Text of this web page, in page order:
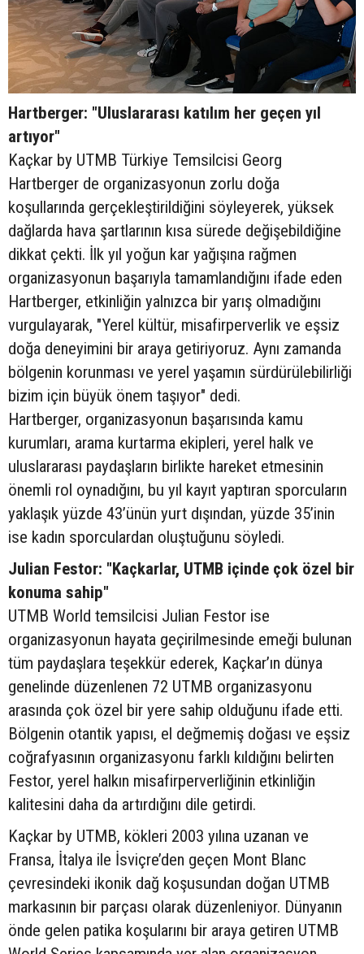
Hartberger: "Uluslararası katılım her geçen yıl
artıyor"
Kaçkar by UTMB Türkiye Temsilcisi Georg
Hartberger de organizasyonun zorlu doğa
koşullarında gerçekleştirildiğini söyleyerek, yüksek
dağlarda hava şartlarının kısa sürede değişebildiğine
dikkat çekti. İlk yıl yoğun kar yağışına rağmen
organizasyonun başarıyla tamamlandığını ifade eden
Hartberger, etkinliğin yalnızca bir yarış olmadığını
vurgulayarak, "Yerel kültür, misafirperverlik ve eşsiz
doğa deneyimini bir araya getiriyoruz. Aynı zamanda
bölgenin korunması ve yerel yaşamın sürdürülebilirliği
bizim için büyük önem taşıyor" dedi.
Hartberger, organizasyonun başarısında kamu
kurumları, arama kurtarma ekipleri, yerel halk ve
uluslararası paydaşların birlikte hareket etmesinin
önemli rol oynadığını, bu yıl kayıt yaptıran sporcuların
yaklaşık yüzde 43’ünün yurt dışından, yüzde 35’inin
ise kadın sporculardan oluştuğunu söyledi.
Julian Festor: "Kaçkarlar, UTMB içinde çok özel bir
konuma sahip"
UTMB World temsilcisi Julian Festor ise
organizasyonun hayata geçirilmesinde emeği bulunan
tüm paydaşlara teşekkür ederek, Kaçkar’ın dünya
genelinde düzenlenen 72 UTMB organizasyonu
arasında çok özel bir yere sahip olduğunu ifade etti.
Bölgenin otantik yapısı, el değmemiş doğası ve eşsiz
coğrafyasının organizasyonu farklı kıldığını belirten
Festor, yerel halkın misafirperverliğinin etkinliğin
kalitesini daha da artırdığını dile getirdi.
Kaçkar by UTMB, kökleri 2003 yılına uzanan ve
Fransa, İtalya ile İsviçre’den geçen Mont Blanc
çevresindeki ikonik dağ koşusundan doğan UTMB
markasının bir parçası olarak düzenleniyor. Dünyanın
önde gelen patika koşularını bir araya getiren UTMB